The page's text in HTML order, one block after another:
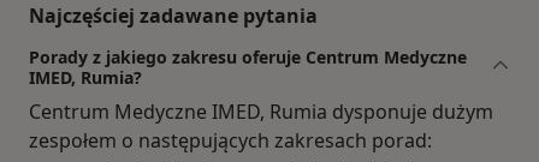
Najczęściej zadawane pytania
Porady z jakiego zakresu oferuje Centrum Medyczne
IMED, Rumia?
Centrum Medyczne IMED, Rumia dysponuje dużym
zespołem o następujących zakresach porad: